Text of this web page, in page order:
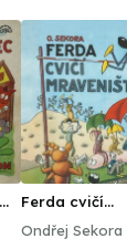
Ferda cvičí
Ondřej Sekora